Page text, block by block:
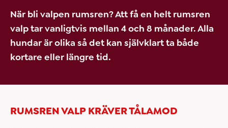
När bli valpen rumsren? Att få en helt rumsren
valp tar vanligtvis mellan 4 och 8 månader. Alla
hundar är olika så det kan självklart ta både
kortare eller längre tid.
RUMSREN VALP KRÄVER TÅLAMOD